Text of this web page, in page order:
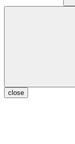
close